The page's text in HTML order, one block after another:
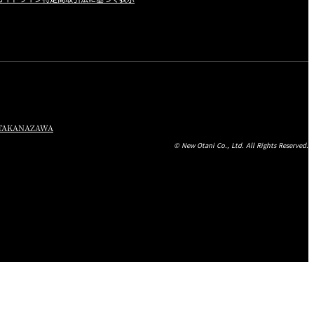
KANAZAWA
© New Otani Co., Ltd. All Rights Reserved.